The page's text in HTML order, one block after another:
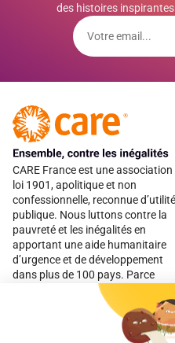
des histoires
CARE France est une association
loi 1901, apolitique et non
confessionnelle, reconnue d’utilité
publique. Nous luttons contre la
pauvreté et les inégalités en
apportant une aide humanitaire
d’urgence et de développement
dans plus de 100 pays. Parce
qu’elles sont les premières
victimes des inégalités, CARE met
les femmes et les filles au cœur